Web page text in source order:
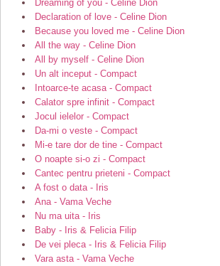
Dreaming of you - Celine Dion
Declaration of love - Celine Dion
Because you loved me - Celine Dion
All the way - Celine Dion
All by myself - Celine Dion
Un alt inceput - Compact
Intoarce-te acasa - Compact
Calator spre infinit - Compact
Jocul ielelor - Compact
Da-mi o veste - Compact
Mi-e tare dor de tine - Compact
O noapte si-o zi - Compact
Cantec pentru prieteni - Compact
A fost o data - Iris
Ana - Vama Veche
Nu ma uita - Iris
Baby - Iris & Felicia Filip
De vei pleca - Iris & Felicia Filip
Vara asta - Vama Veche